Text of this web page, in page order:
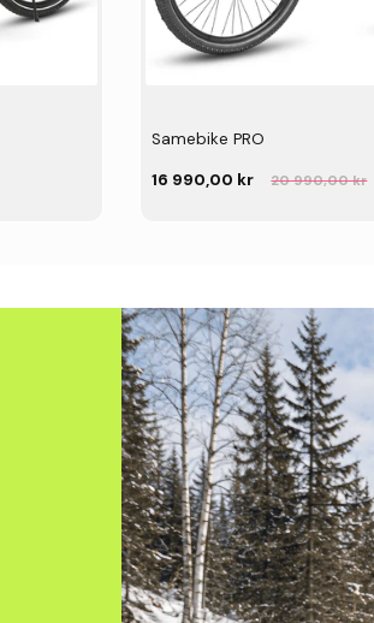
Samebike PRO
16 990,00 kr
20 990,00 kr